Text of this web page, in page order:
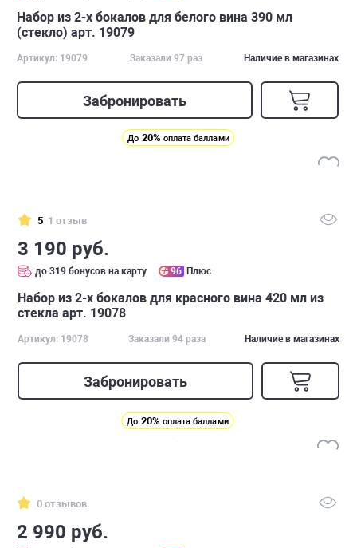
Набор из 2-х бокалов для белого вина 390 мл
(стекло) арт. 19079
Артикул: 19079 Заказали 97 раз Наличие в магазинах
Забронировать
До 20% оплата баллами
5 1 отзыв
3 190 руб.
до 319 бонусов на карту 96 Плюс
Набор из 2-х бокалов для красного вина 420 мл из
стекла арт. 19078
Артикул: 19078 Заказали 94 раза Наличие в магазинах
Забронировать
До 20% оплата баллами
0 отзывов
2 990 руб.